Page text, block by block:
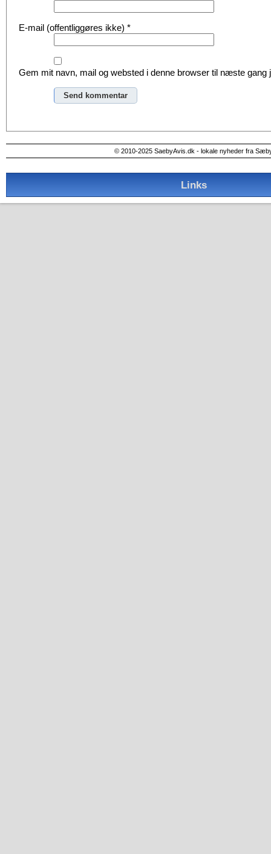
E-mail (offentliggøres ikke) *
Gem mit navn, mail og websted i denne browser til næste gang
© 2010-2025 SaebyAvis.dk - lokale nyheder fra
Links